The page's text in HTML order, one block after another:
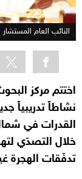
النائب العام
اختتم مركز
نشاطاً تدريبياً
القدرات في
خلال التصدّي
تدفّقات الهجرة